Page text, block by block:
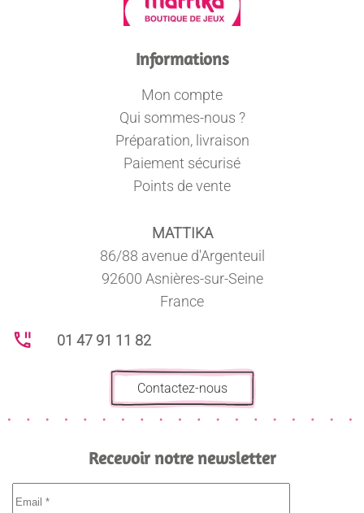
Informations
Mon compte
Qui sommes-nous ?
Préparation, livraison
Paiement sécurisé
Points de vente
MATTIKA
86/88 avenue d'Argenteuil
92600 Asnières-sur-Seine
France
01 47 91 11 82
Contactez-nous
Recevoir notre newsletter